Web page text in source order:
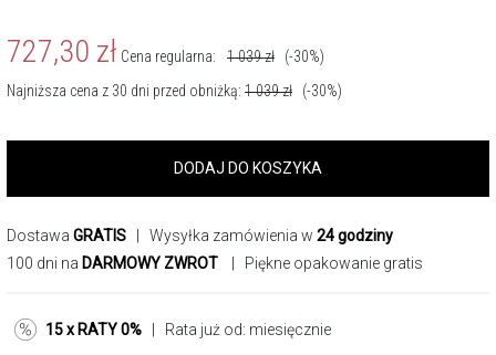
727,30 zł Cena regularna: 1 039zł
(-30%)
Najniższa cena z 30 dni przed obniżką: 1 039zł (-30%)
DODAJ DO KOSZYKA
Dostawa GRATIS | Wysyłka zamówienia w 24 godziny
100 dni na DARMOWY ZWROT | Piękne opakowanie gratis
15 x RATY 0% | Rata już od: miesięcznie